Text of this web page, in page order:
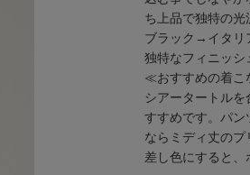
ち上品で独特の光
ブラック→イタリ
独特なフィニッシ
≪おすすめの着
シアータートル
すすめです。パン
ならミディ丈の
差し色にすると、